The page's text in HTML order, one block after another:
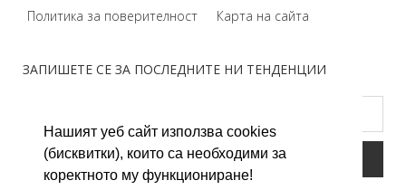
Нашият уеб сайт използва cookies
(бисквитки), които са необходими за
коректното му функциониране!
ЗАПИШЕТЕ СЕ ЗА ПОСЛЕДНИТЕ НИ ТЕНДЕНЦИИ
Политика за поверителност
Карта на сайта